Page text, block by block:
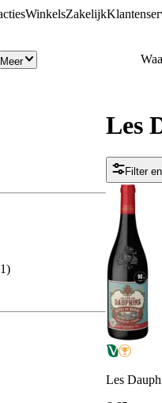
WinkelsZakelijk
Meer
1)
Les
Filter
Les